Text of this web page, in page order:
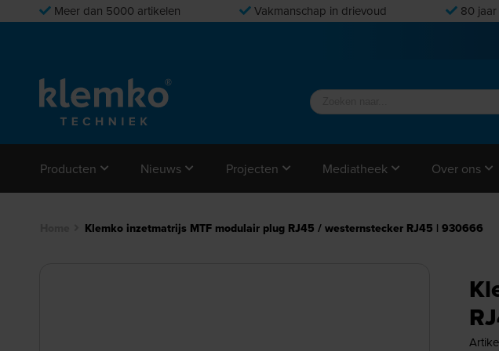
Meer dan 5000 artikelen Vakmanschap in drievoud 80 jaar
Producten Nieuws Projecten Mediatheek Over ons
Klemko inzetmatrijs MTF modulair plug RJ45 / westernstecker RJ45 | 930666